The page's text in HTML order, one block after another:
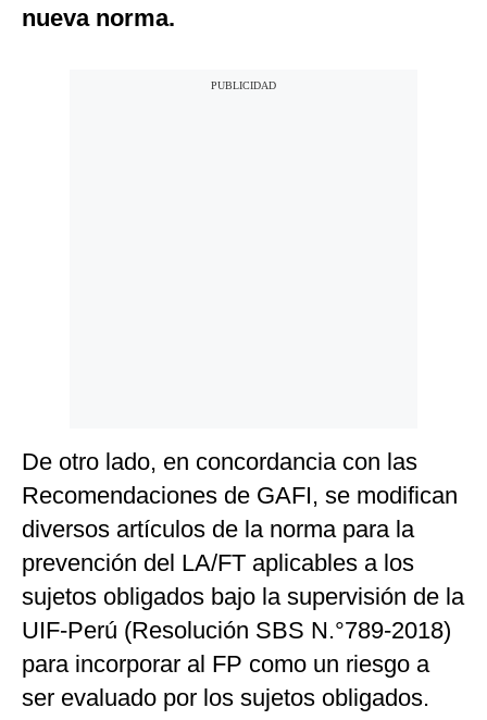
nueva norma.
De otro lado, en concordancia con las
Recomendaciones de GAFI, se modifican
diversos artículos de la norma para la
prevención del LA/FT aplicables a los
sujetos obligados bajo la supervisión de la
UIF-Perú (Resolución SBS N.°789-2018)
para incorporar al FP como un riesgo a
ser evaluado por los sujetos obligados.